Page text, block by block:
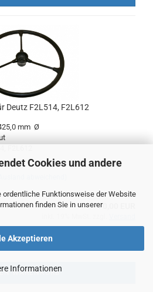
Cookies und andere
ordentliche Funktionsweise der Website
finden Sie in unserer
Akzeptieren
Informationen
Deutz F2L514, F2L612
mm Ø
70,00 EUR
WARENKORB